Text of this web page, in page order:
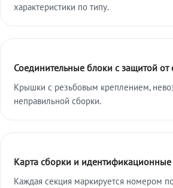
характеристики по типу.
Соединительные блоки с защитой
Крышки с резьбовым креплением,
неправильной сборки.
Карта сборки и
Каждая секция маркируется номером